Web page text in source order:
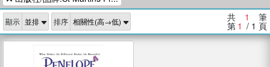
、 如果歷史是一群喵 、 臺灣漫遊錄
顯示 排序 共 1 筆
第 1 / 1 頁